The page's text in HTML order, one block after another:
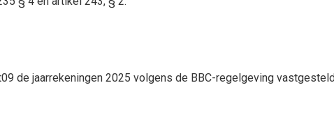
de jaarrekeningen 2025 volgens de BBC-regelgeving